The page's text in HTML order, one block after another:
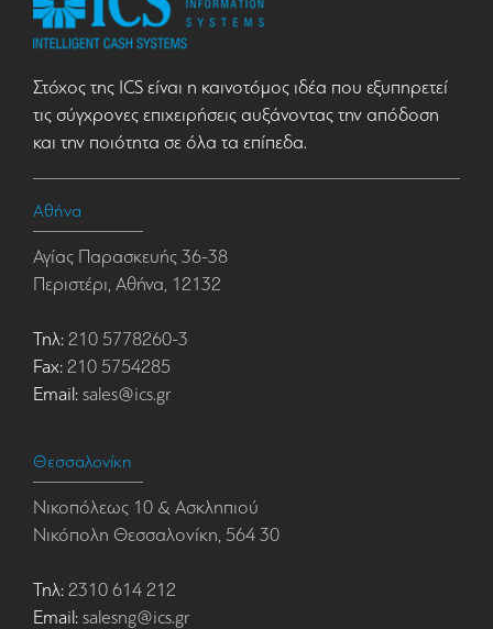
Στόχος της ICS είναι η καινοτόμος ιδέα που εξυπηρετεί
τις σύγχρονες επιχειρήσεις αυξάνοντας την απόδοση
και την ποιότητα σε όλα τα επίπεδα.
Αθήνα
Αγίας Παρασκευής 36-38
Περιστέρι, Αθήνα, 12132
Τηλ: 210 5778260-3
Fax: 210 5754285
Email: sales@ics.gr
Θεσσαλονίκη
Νικοπόλεως 10 & Ασκληπιού
Νικόπολη Θεσσαλονίκη, 564 30
Τηλ: 2310 614 212
Email: salesng@ics.gr